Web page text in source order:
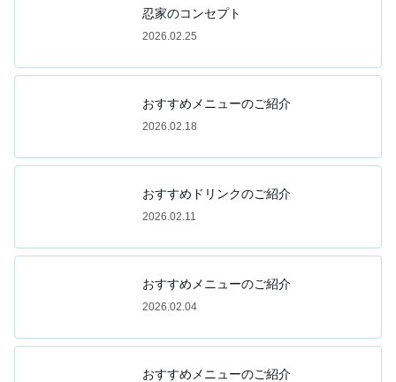
忍家のコンセプト
2026.02.25
おすすめメニューのご紹介
2026.02.18
おすすめドリンクのご紹介
2026.02.11
おすすめメニューのご紹介
2026.02.04
おすすめメニューのご紹介